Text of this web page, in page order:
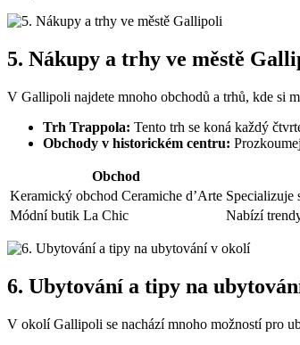
5. Nákupy a trhy ve městě
V Gallipoli najdete mnoho obchodů a trhů, kde si
Trh Trappola: Tento trh se koná každý
Obchody v historickém centru:
Obchod
Keramický obchod Ceramiche d’Arte Specializuje
Módní butik La Chic
Nabízí
6. Ubytování a tipy na
V okolí Gallipoli se nachází mnoho možností pro